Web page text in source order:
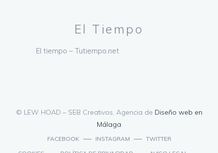
El Tiempo
El tiempo – Tutiempo.net
© LEW HOAD – SEB Creativos, Agencia de Diseño web en
Málaga
FACEBOOK INSTAGRAM
TWITTER